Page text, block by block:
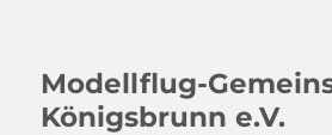
Modellflug-
Königsbrunn e.V.